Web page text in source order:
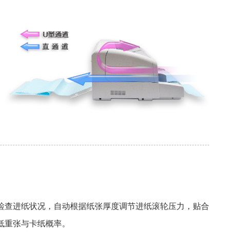
进纸状况，自动根据纸张厚度调节进纸滚轮压力，贴合
张与卡纸概率。